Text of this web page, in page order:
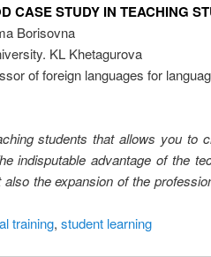
CASE STUDY IN TEACHING
Borisovna
KL Khetagurova
of foreign languages for
students that allows you to
advantage of the
the expansion of the
training, student learning